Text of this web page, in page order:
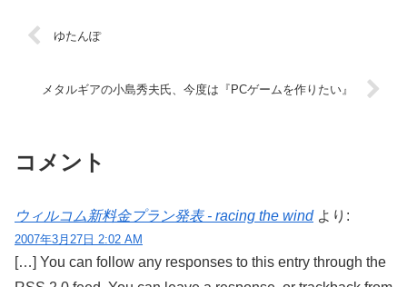
ゆたんぽ
メタルギアの小島秀夫氏、今度は『PCゲームを作りたい』
コメント
ウィルコム新料金プラン発表 - racing the wind より:
2007年3月27日 2:02 AM
[…] You can follow any responses to this entry through the